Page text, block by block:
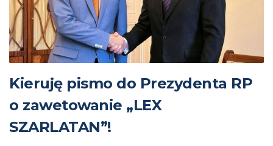
Kieruję pismo do Prezydenta RP
o zawetowanie „LEX
SZARLATAN”!